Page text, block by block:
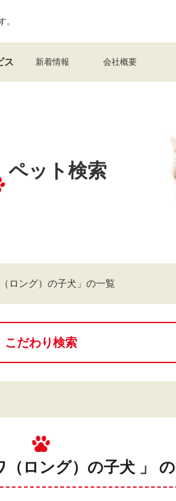
。
ス 新着情報 会社概要
ペット検索
ロング）の子犬」の一覧
こだわり検索
（ロング）の子犬 」